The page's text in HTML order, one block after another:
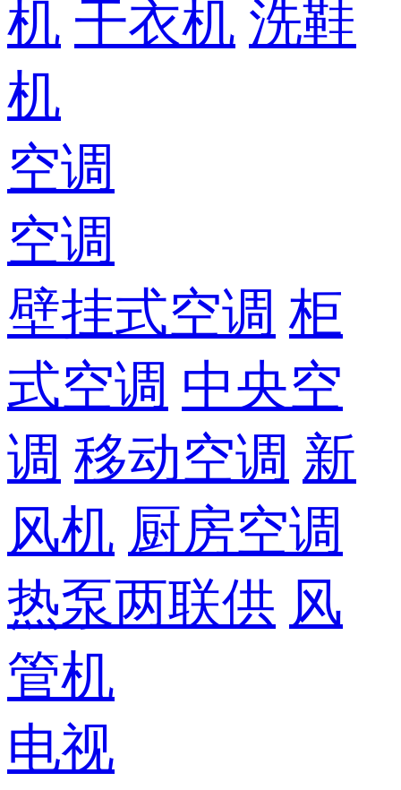
机 干衣机 洗鞋
机
空调
空调
壁挂式空调 柜
式空调 中央空
调 移动空调 新
风机 厨房空调
热泵两联供 风
管机
电视